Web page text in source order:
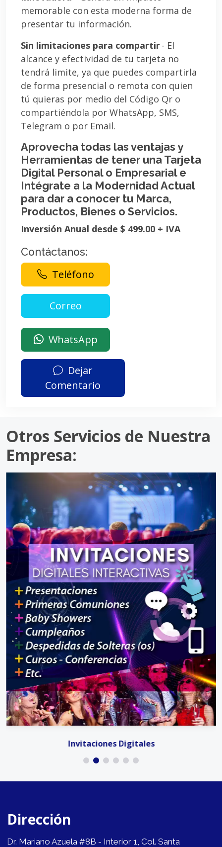
memorable con esta moderna forma de
presentar tu información.
Sin limitaciones para compartir- El
alcance y efectividad de tu tarjeta no
tendrá limite, ya que puedes compartirla
de forma presencial o remota con quien
tú quieras por medio del Código Qr o
compartiéndola por WhatsApp, SMS,
Telegram o por Email.
Aprovecha todas las ventajas y
Herramientas de tener una Tarjeta
Digital Personal o Empresarial e
Intégrate a la Modernidad Actual
para dar a conocer tu Marca,
Productos, Bienes o Servicios.
Inversión Anual desde $ 499.00 + IVA
Contáctanos:
Teléfono
WhatsApp
Dejar
Comentario
Otros Servicios de Nuestra
Empresa:
Invitaciones Digitales
Dirección
Dr. Mariano Azuela #8B - Interior 1, Col. Santa